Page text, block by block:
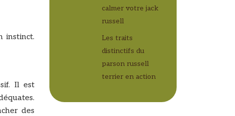
instinct.
Il est
des
calmer votre jack
russell
Les traits
distinctifs du
parson russell
terrier en action